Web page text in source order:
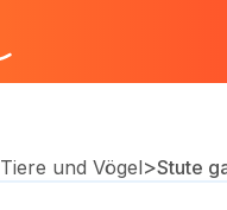
Tiere und Vögel>Stute